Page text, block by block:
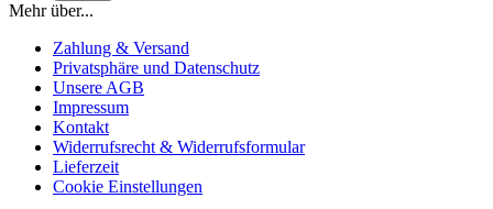
Mehr über...
Zahlung & Versand
Privatsphäre und Datenschutz
Unsere AGB
Impressum
Kontakt
Widerrufsrecht & Widerrufsformular
Lieferzeit
Cookie Einstellungen